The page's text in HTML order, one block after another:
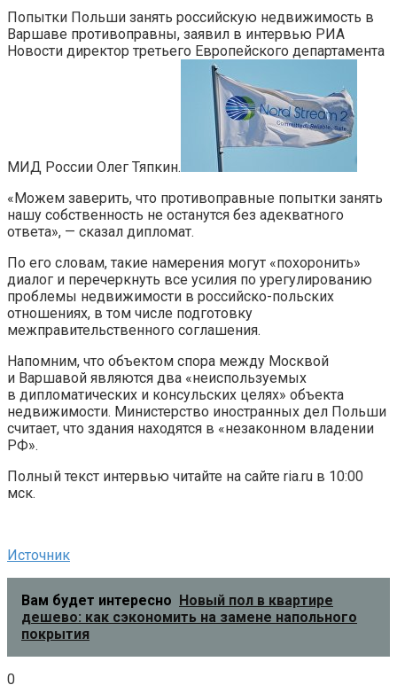
Попытки Польши занять российскую недвижимость в
Варшаве противоправны, заявил в интервью РИА
Новости директор третьего Европейского департамента
МИД России Олег Тяпкин.
«Можем заверить, что противоправные попытки занять
нашу собственность не останутся без адекватного
ответа», — сказал дипломат.
По его словам, такие намерения могут «похоронить»
диалог и перечеркнуть все усилия по урегулированию
проблемы недвижимости в российско-польских
отношениях, в том числе подготовку
межправительственного соглашения.
Напомним, что объектом спора между Москвой
и Варшавой являются два «неиспользуемых
в дипломатических и консульских целях» объекта
недвижимости. Министерство иностранных дел Польши
считает, что здания находятся в «незаконном владении
РФ».
Полный текст интервью читайте на сайте ria.ru в 10:00
мск.
Источник
Вам будет интересно Новый пол в квартире
дешево: как сэкономить на замене напольного
покрытия
0